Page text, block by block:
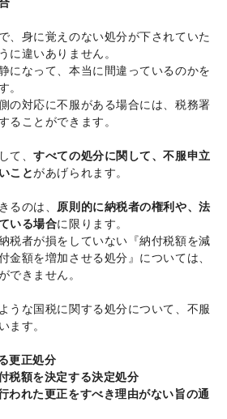
、身に覚えのない処分が下されていた
に違いありません。
になって、本当に間違っているのかを
。
の対応に不服がある場合には、税務署
ることができます。
て、すべての処分に関して、不服申立
ことがあげられます。
るのは、 原則的に納税者の権利や、法
いる場合に限ります。
税者が損をしていない『納付税額を減
金額を増加させる処分』については、
できません。
うな国税に関する処分について、不服
ます。
更正処分
税額を決定する決定処分
われた更正をすべき理由がない旨の通